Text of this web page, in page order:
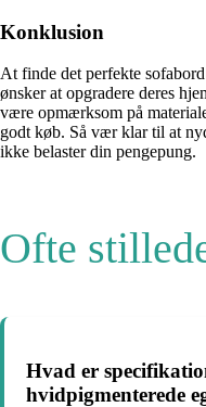
Konklusion
At finde det perfekte
ønsker at opgradere deres
være opmærksom på
godt køb. Så vær klar til at
ikke belaster din pengepung.
Ofte
Hvad er
hvidpigmenterede